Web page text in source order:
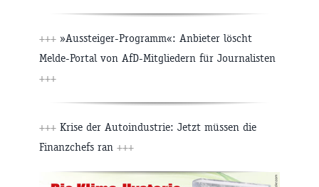
+++ »Aussteiger-Programm«: Anbieter löscht
Melde-Portal von AfD-Mitgliedern für Journalisten
+++
+++ Krise der Autoindustrie: Jetzt müssen die
Finanzchefs ran +++